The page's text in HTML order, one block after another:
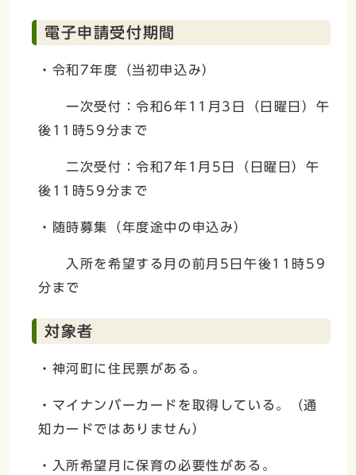
電子申請受付期間
・令和7年度（当初申込み）
一次受付：令和6年11月3日（日曜日）午
後11時59分まで
二次受付：令和7年1月5日（日曜日）午
後11時59分まで
・随時募集（年度途中の申込み）
入所を希望する月の前月5日午後11時59
分まで
対象者
・神河町に住民票がある。
・マイナンバーカードを取得している。（通
知カードではありません）
・入所希望月に保育の必要性がある。